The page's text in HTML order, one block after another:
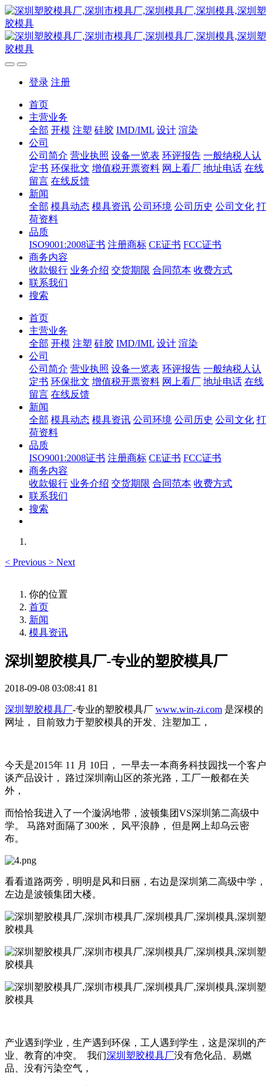
登录 注册
首页
主营业务
全部 开模 注塑 硅胶 IMD/IML 设计 渲染
公司
公司简介 营业执照 设备一览表 环评报告 一般纳税人认
定书 环保批文 增值税开票资料 网上看厂 地址电话 在线
留言 在线反馈
新闻
全部 模具动态 模具资讯 公司环境 公司历史 公司文化 打
荷资料
品质
ISO9001:2008证书 注册商标 CE证书 FCC证书
商务内容
收款银行 业务介绍 交货期限 合同范本 收费方式
联系我们
搜索
首页
主营业务
全部 开模 注塑 硅胶 IMD/IML 设计 渲染
公司
公司简介 营业执照 设备一览表 环评报告 一般纳税人认
定书 环保批文 增值税开票资料 网上看厂 地址电话 在线
留言 在线反馈
新闻
全部 模具动态 模具资讯 公司环境 公司历史 公司文化 打
荷资料
品质
ISO9001:2008证书 注册商标 CE证书 FCC证书
商务内容
收款银行 业务介绍 交货期限 合同范本 收费方式
联系我们
搜索
< Previous > Next
你的位置
首页
新闻
模具资讯
深圳塑胶模具厂-专业的塑胶模具厂
2018-09-08 03:08:41 81
深圳塑胶模具厂-专业的塑胶模具厂 www.win-zi.com 是深模的
网址， 目前致力于塑胶模具的开发、注塑加工，
今天是2015年 11 月 10日， 一早去一本商务科技园找一个客户
谈产品设计， 路过深圳南山区的茶光路，工厂一般都在关
外，
而恰恰我进入了一个漩涡地带，波顿集团VS深圳第二高级中
学。 马路对面隔了300米， 风平浪静， 但是网上却乌云密
布。
看看道路两旁，明明是风和日丽，右边是深圳第二高级中学，
左边是波顿集团大楼。
产业遇到学业，生产遇到环保，工人遇到学生，这是深圳的产
业、教育的冲突。 我们深圳塑胶模具厂没有危化品、易燃
品、没有污染空气，